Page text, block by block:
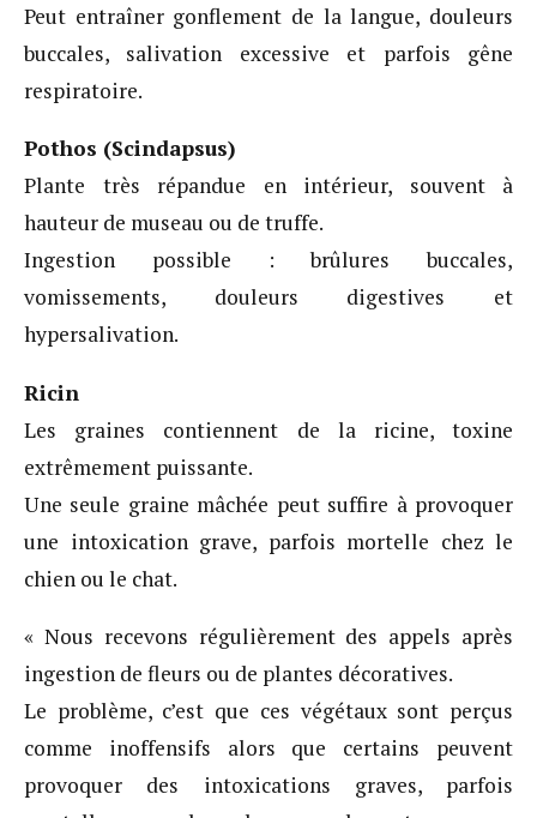
Peut entraîner gonflement de la langue, douleurs
buccales, salivation excessive et parfois gêne
respiratoire.
Pothos (Scindapsus)
Plante très répandue en intérieur, souvent à
hauteur de museau ou de truffe.
Ingestion possible : brûlures buccales,
vomissements, douleurs digestives et
hypersalivation.
Ricin
Les graines contiennent de la ricine, toxine
extrêmement puissante.
Une seule graine mâchée peut suffire à provoquer
une intoxication grave, parfois mortelle chez le
chien ou le chat.
« Nous recevons régulièrement des appels après
ingestion de fleurs ou de plantes décoratives.
Le problème, c’est que ces végétaux sont perçus
comme inoffensifs alors que certains peuvent
provoquer des intoxications graves, parfois